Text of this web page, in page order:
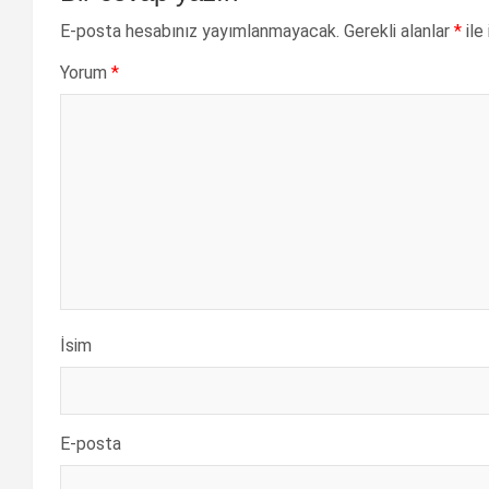
E-posta hesabınız yayımlanmayacak. Gerekli alanlar * ile
Yorum *
İsim
E-posta